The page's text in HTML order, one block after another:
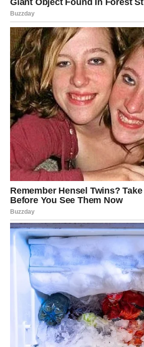
sebe.
Istina koju trebate čuti
Niste odgovorni za tuđu sreću.
ŠKORPIJA
Duboko u sebi još uvijek nosite
niste dobili odgovor.
Naredni period donosi istinu koju ste
Istina koju trebate čuti
Ono što vas je povrijedilo ne